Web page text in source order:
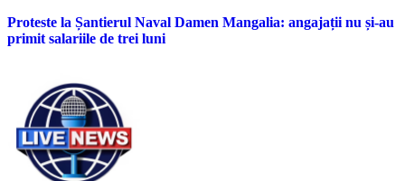
Proteste la Șantierul Naval Damen Mangalia: angajații nu și-au
primit salariile de trei luni